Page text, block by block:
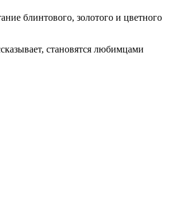
блинтового, золотого и цветного
становятся любимцами